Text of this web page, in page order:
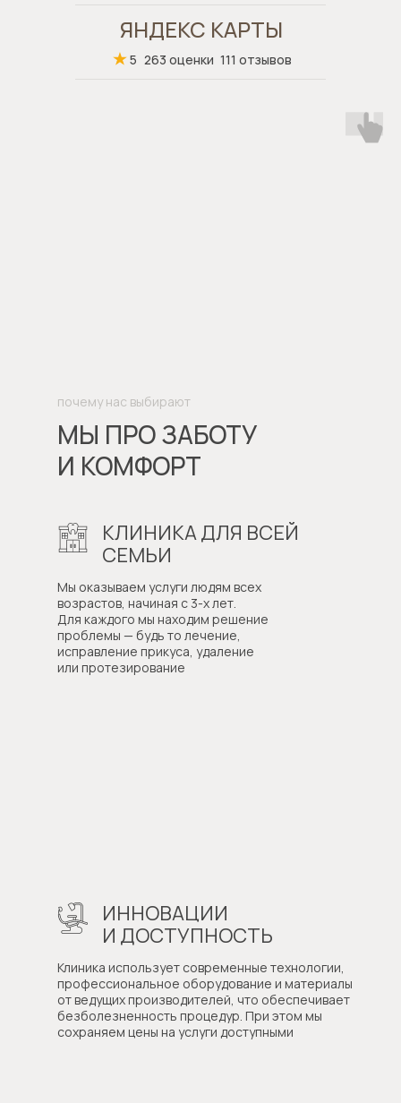
ЯНДЕКС КАРТЫ
5 263 оценки 111 отзывов
почему нас выбирают
МЫ ПРО ЗАБОТУ
И КОМФОРТ
КЛИНИКА ДЛЯ ВСЕЙ
СЕМЬИ
Мы оказываем услуги людям всех
возрастов, начиная с 3-х лет.
Для каждого мы находим решение
проблемы — будь то лечение,
исправление прикуса, удаление
или протезирование
ИННОВАЦИИ
И ДОСТУПНОСТЬ
Клиника использует современные технологии,
профессиональное оборудование и материалы
от ведущих производителей, что обеспечивает
безболезненность процедур. При этом мы
сохраняем цены на услуги доступными